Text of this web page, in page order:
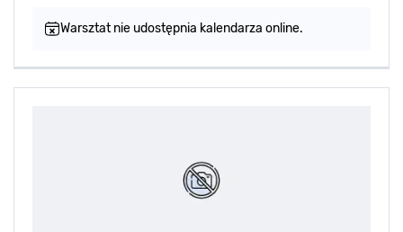
Warsztat nie udostępnia kalendarza online.